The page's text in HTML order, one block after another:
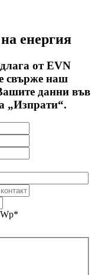
енергия
от EVN
свърже наш
данни във
„Изпрати“.